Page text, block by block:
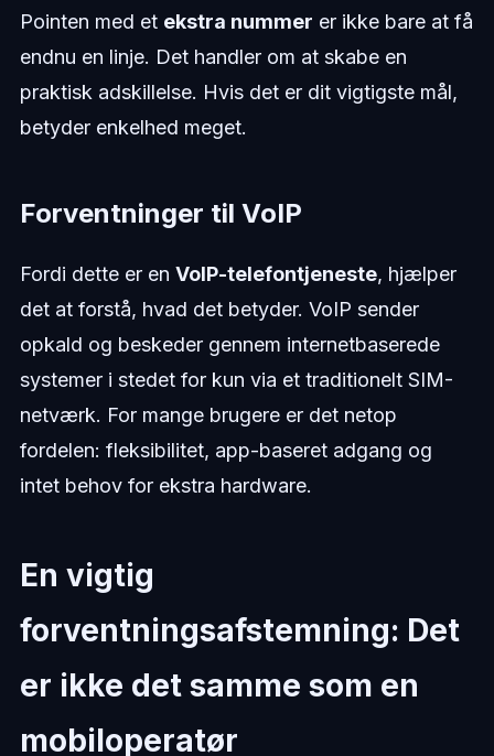
Pointen med et ekstra nummer er ikke bare at få
endnu en linje. Det handler om at skabe en
praktisk adskillelse. Hvis det er dit vigtigste mål,
betyder enkelhed meget.
Forventninger til VoIP
Fordi dette er en VoIP-telefontjeneste, hjælper
det at forstå, hvad det betyder. VoIP sender
opkald og beskeder gennem internetbaserede
systemer i stedet for kun via et traditionelt SIM-
netværk. For mange brugere er det netop
fordelen: fleksibilitet, app-baseret adgang og
intet behov for ekstra hardware.
En vigtig
forventningsafstemning: Det
er ikke det samme som en
mobiloperatør